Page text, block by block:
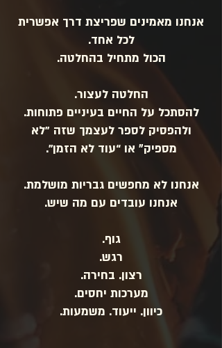
אנחנו מאמינים שפריצת דרך אפשרית
לכל אחד.
הכול מתחיל בהחלטה.
החלטה לעצור.
להסתכל על החיים בעיניים פתוחות.
ולהפסיק לספר לעצמך שזה "לא
מספיק״ או “עוד לא הזמן”.
אנחנו לא מחפשים גבריות מושלמת.
אנחנו עובדים עם מה שיש.
גוף.
רגש.
רצון. בחירה.
מערכות יחסים.
כיוון. ייעוד. משמעות.